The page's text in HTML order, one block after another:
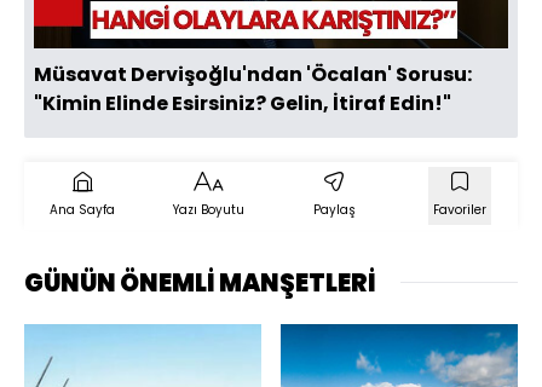
Müsavat Dervişoğlu'ndan 'Öcalan' Sorusu:
"Kimin Elinde Esirsiniz? Gelin, İtiraf Edin!"
Ana Sayfa Yazı Boyutu Paylaş Favoriler
GÜNÜN ÖNEMLİ MANŞETLERİ